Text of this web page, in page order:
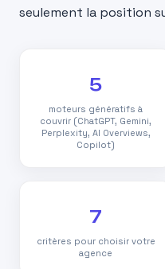
seulement la position
5
moteurs génératifs à
couvrir (ChatGPT, Gemini,
Perplexity, AI Overviews,
Copilot)
7
critères pour choisir votre
agence